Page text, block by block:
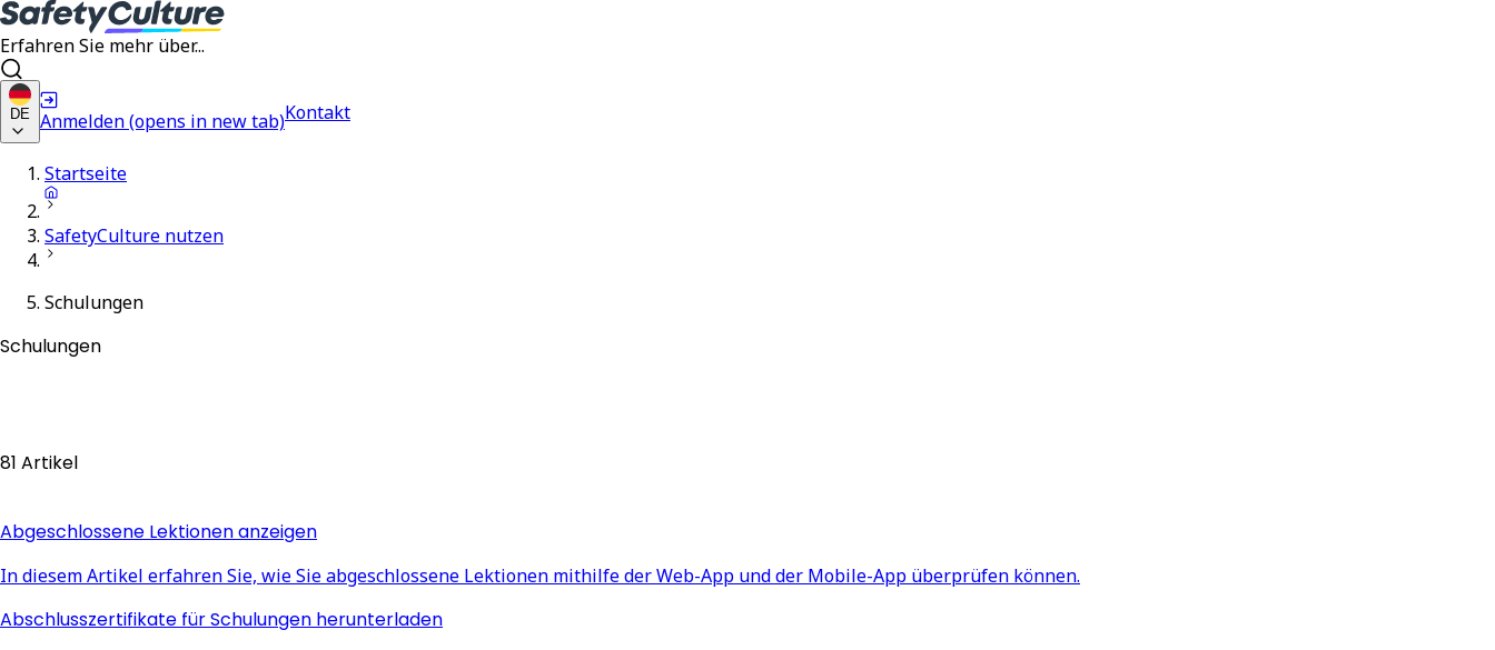
Erfahren Sie mehr über...
DE Anmelden(opens in new tab)Kontakt
Startseite
SafetyCulture nutzen
Schulungen
Schulungen
81 Artikel
Abgeschlossene Lektionen anzeigen
In diesem Artikel erfahren Sie, wie Sie abgeschlossene Lektionen mithilfe der Web-App und der Mobile-App überprüfen können.
Abschlusszertifikate für Schulungen herunterladen